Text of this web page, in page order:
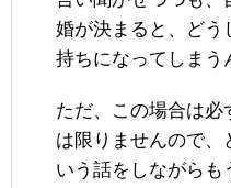
婚が決まると、どう
持ちになってしまう
ただ、この場合は必
は限りませんので、
いう話をしながらも